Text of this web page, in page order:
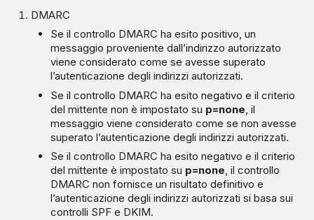
DMARC
Se il controllo DMARC ha esito positivo, un
messaggio proveniente dall’indirizzo autorizzato
viene considerato come se avesse superato
l’autenticazione degli indirizzi autorizzati.
Se il controllo DMARC ha esito negativo e il criterio
del mittente non è impostato su p=none , il
messaggio viene considerato come se non avesse
superato l’autenticazione degli indirizzi autorizzati.
Se il controllo DMARC ha esito negativo e il criterio
del mittente è impostato su p=none, il controllo
DMARC non fornisce un risultato definitivo e
l’autenticazione degli indirizzi autorizzati si basa sui
controlli SPF e DKIM.